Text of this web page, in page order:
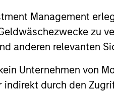
Management
zu
anderen relevanten
Unternehmen von
durch den